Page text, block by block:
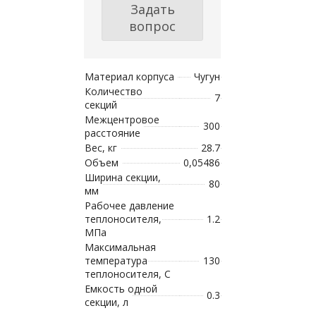
Задать
вопрос
Материал корпуса
Чугун
Количество
секций
7
Межцентровое
расстояние
300
Вес, кг
28.7
Объем
0,05486
Ширина секции,
мм
80
Рабочее давление
теплоносителя,
МПа
1.2
Максимальная
температура
теплоносителя, С
130
Емкость одной
секции, л
0.3